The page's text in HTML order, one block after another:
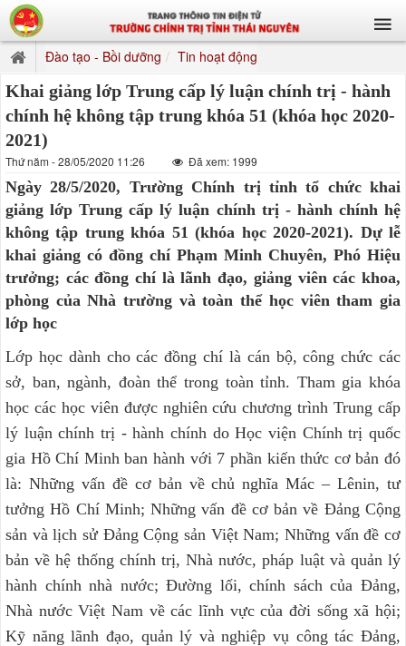
Đào tạo - Bồi dưỡng Tin hoạt động
Khai giảng lớp Trung cấp lý luận chính trị - hành
chính hệ không tập trung khóa 51 (khóa học 2020-
2021)
Thứ năm - 28/05/2020 11:26 Đã xem: 1999
Ngày 28/5/2020, Trường Chính trị tỉnh tổ chức khai
giảng lớp Trung cấp lý luận chính trị - hành chính hệ
không tập trung khóa 51 (khóa học 2020-2021). Dự lễ
khai giảng có đồng chí Phạm Minh Chuyên, Phó Hiệu
trưởng; các đồng chí là lãnh đạo, giảng viên các khoa,
phòng của Nhà trường và toàn thể học viên tham gia
lớp học
Lớp học dành cho các đồng chí là cán bộ, công chức các
sở, ban, ngành, đoàn thể trong toàn tỉnh. Tham gia khóa
học các học viên được nghiên cứu chương trình Trung cấp
lý luận chính trị - hành chính do Học viện Chính trị quốc
gia Hồ Chí Minh ban hành với 7 phần kiến thức cơ bản đó
là: Những vấn đề cơ bản về chủ nghĩa Mác – Lênin, tư
tưởng Hồ Chí Minh; Những vấn đề cơ bản về Đảng Cộng
sản và lịch sử Đảng Cộng sản Việt Nam; Những vấn đề cơ
bản về hệ thống chính trị, Nhà nước, pháp luật và quản lý
hành chính nhà nước; Đường lối, chính sách của Đảng,
Nhà nước Việt Nam về các lĩnh vực của đời sống xã hội;
Kỹ năng lãnh đạo, quản lý và nghiệp vụ công tác Đảng,